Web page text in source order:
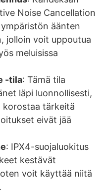
Noise Cancellation
äänten
jolloin voit uppoutua
meluisissa
-tila: Tämä tila
läpi luonnollisesti,
tärkeitä
eivät jää
: IPX4-suojaluokitus
kestävät
voit käyttää niitä